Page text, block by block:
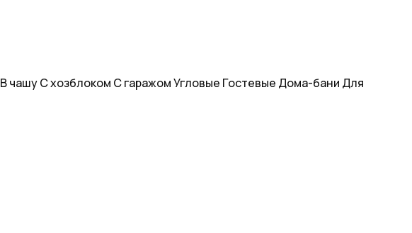
В чашуС хозблоком С гаражомУгловые Гостевые Дома-бани Для